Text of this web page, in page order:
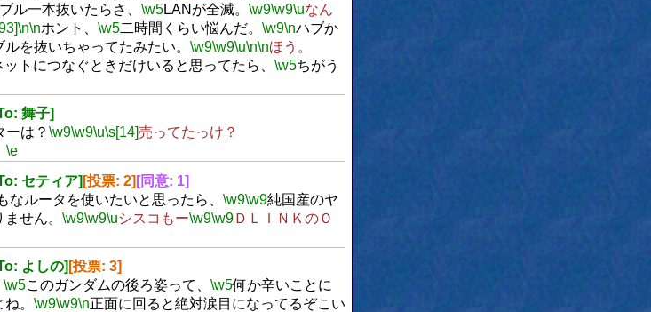
ル一本抜いたらさ、 \w5LANが全滅。 \w9\w9\uなん
\n\nホント、 \w5二時間くらい悩んだ。 \w9\nハブか
を抜いちゃってたみたい。 \w9\w9\u\n\nほう。
トにつなぐときだけいると思ってたら、 \w5ちがう
舞子]
ーは？ \w9\w9\u\s[14] 売ってたっけ？
\e
セティア] [投票: 2] [同意: 1]
なルータを使いたいと思ったら、 \w9\w9純国産のヤ
せん。 \w9\w9\uシスコもー\w9\w9ＤＬＩＮＫのＯ
よしの] [投票: 3]
\w5このガンダムの後ろ姿って、 \w5何か辛いことに
。 \w9\w9\n正面に回ると絶対涙目になってるぞこい